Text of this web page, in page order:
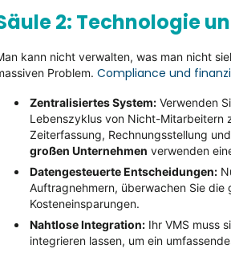
2: Technologie
kann nicht verwalten, was man nicht
Problem. Compliance und
Zentralisiertes System: Verwenden
Lebenszyklus von Nicht-Mitarbeitern
Zeiterfassung, Rechnungsstellung
großen Unternehmen verwenden
Datengesteuerte Entscheidungen:
Auftragnehmern, überwachen Sie
Kosteneinsparungen.
Nahtlose Integration: Ihr VMS muss
integrieren lassen, um ein